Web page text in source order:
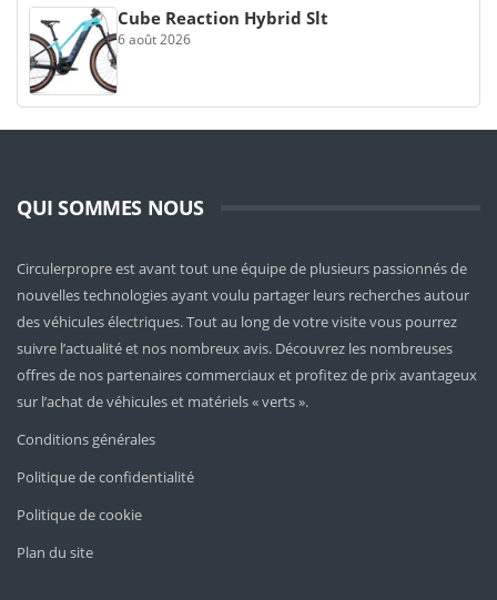
Cube Reaction Hybrid Slt
6 août 2026
QUI SOMMES NOUS
Circulerpropre est avant tout une équipe de plusieurs passionnés de
nouvelles technologies ayant voulu partager leurs recherches autour
des véhicules électriques. Tout au long de votre visite vous pourrez
suivre l’actualité et nos nombreux avis. Découvrez les nombreuses
offres de nos partenaires commerciaux et profitez de prix avantageux
sur l’achat de véhicules et matériels « verts ».
Conditions générales
Politique de confidentialité
Politique de cookie
Plan du site